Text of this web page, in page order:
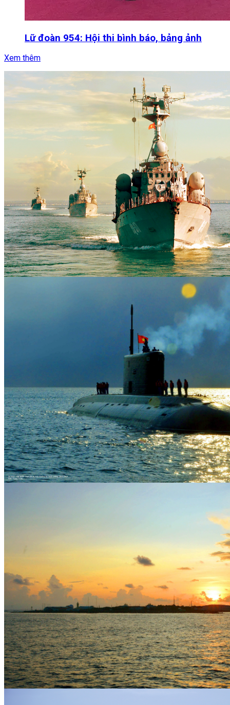
Lữ đoàn 954: Hội thi bình báo, bảng ảnh
Xem thêm